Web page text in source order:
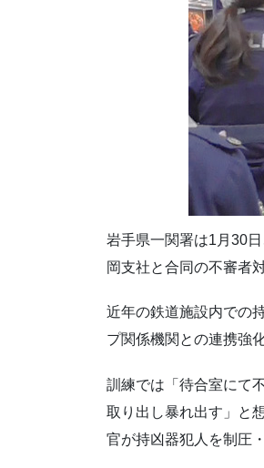
岩手県一関署は1月30
岡支社と合同の不審者
近年の鉄道施設内での
プ関係機関との連携強
訓練では「待合室にて
取り出し暴れ出す」と
官が持凶器犯人を制圧